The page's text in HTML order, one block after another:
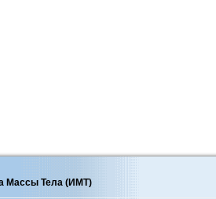
Массы Тела (ИМТ)